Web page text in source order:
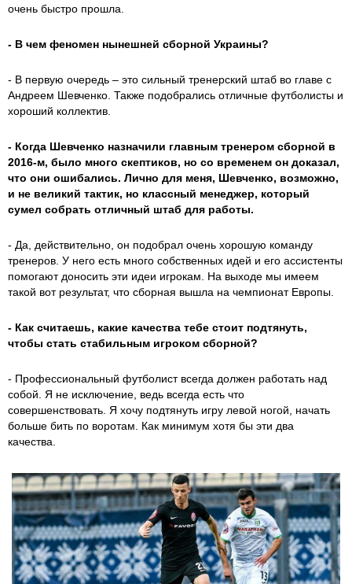
очень быстро прошла.
- В чем феномен нынешней сборной Украины?
- В первую очередь – это сильный тренерский штаб во главе с
Андреем Шевченко. Также подобрались отличные футболисты и
хороший коллектив.
- Когда Шевченко назначили главным тренером сборной в
2016-м, было много скептиков, но со временем он доказал,
что они ошибались. Лично для меня, Шевченко, возможно,
и не великий тактик, но классный менеджер, который
сумел собрать отличный штаб для работы.
- Да, действительно, он подобрал очень хорошую команду
тренеров. У него есть много собственных идей и его ассистенты
помогают доносить эти идеи игрокам. На выходе мы имеем
такой вот результат, что сборная вышла на чемпионат Европы.
- Как считаешь, какие качества тебе стоит подтянуть,
чтобы стать стабильным игроком сборной?
- Профессиональный футболист всегда должен работать над
собой. Я не исключение, ведь всегда есть что
совершенствовать. Я хочу подтянуть игру левой ногой, начать
больше бить по воротам. Как минимум хотя бы эти два
качества.